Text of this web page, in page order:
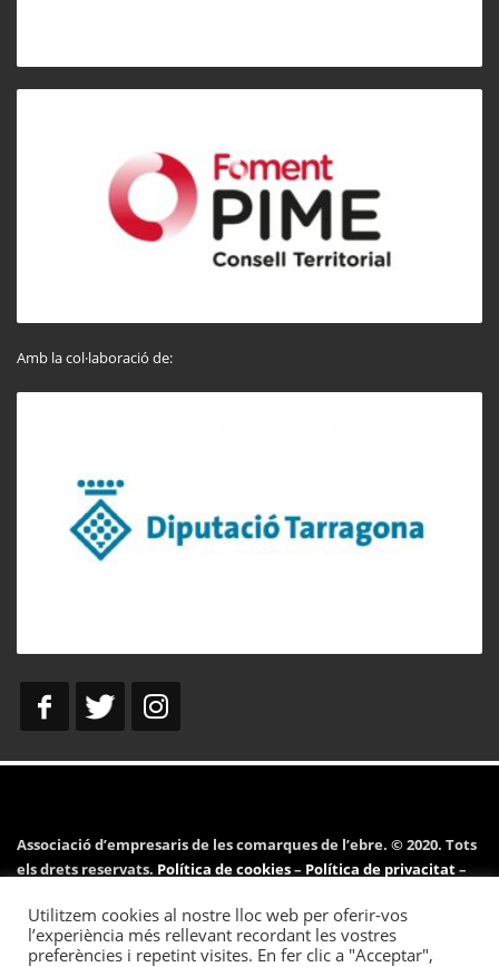
Amb la col·laboració de:
Associació d’empresaris de les comarques de l’ebre. © 2020. Tots
els drets reservats. Política de cookies– Política de privacitat–
Utilitzem cookies al nostre lloc web per oferir-vos
l’experiència més rellevant recordant les vostres
preferències i repetint visites. En fer clic a "Acceptar",